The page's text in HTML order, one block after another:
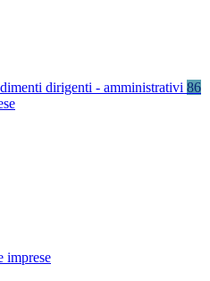
dirigenti - amministrativi 86
imprese